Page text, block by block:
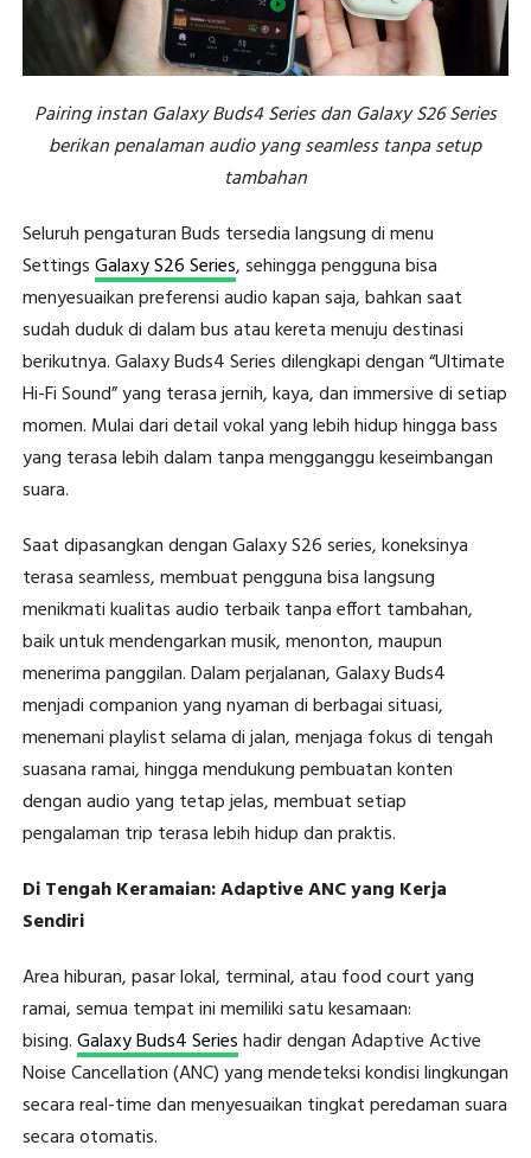
Pairing instan Galaxy Buds4 Series dan Galaxy S26 Series
berikan penalaman audio yang seamless tanpa setup
tambahan
Seluruh pengaturan Buds tersedia langsung di menu
SettingsGalaxy S26 Series, sehingga pengguna bisa
menyesuaikan preferensi audio kapan saja, bahkan saat
sudah duduk di dalam bus atau kereta menuju destinasi
berikutnya. Galaxy Buds4 Series dilengkapi dengan “Ultimate
Hi-Fi Sound” yang terasa jernih, kaya, dan immersive di setiap
momen. Mulai dari detail vokal yang lebih hidup hingga bass
yang terasa lebih dalam tanpa mengganggu keseimbangan
suara.
Saat dipasangkan dengan Galaxy S26 series, koneksinya
terasa seamless, membuat pengguna bisa langsung
menikmati kualitas audio terbaik tanpa effort tambahan,
baik untuk mendengarkan musik, menonton, maupun
menerima panggilan. Dalam perjalanan, Galaxy Buds4
menjadi companion yang nyaman di berbagai situasi,
menemani playlist selama di jalan, menjaga fokus di tengah
suasana ramai, hingga mendukung pembuatan konten
dengan audio yang tetap jelas, membuat setiap
pengalaman trip terasa lebih hidup dan praktis.
Di Tengah Keramaian: Adaptive ANC yang Kerja
Sendiri
Area hiburan, pasar lokal, terminal, atau food court yang
ramai, semua tempat ini memiliki satu kesamaan:
bising.Galaxy Buds4 Serieshadir dengan Adaptive Active
Noise Cancellation (ANC) yang mendeteksi kondisi lingkungan
secara real-time dan menyesuaikan tingkat peredaman suara
secara otomatis.